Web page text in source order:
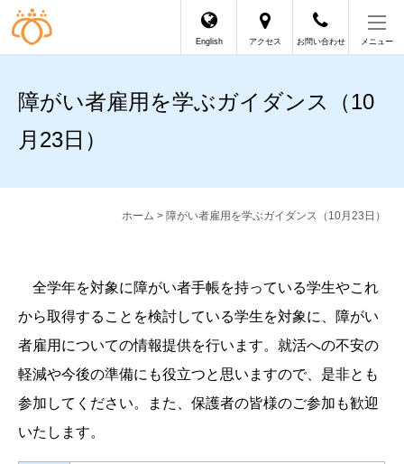
English アクセス お問い合わせ メニュー
障がい者雇用を学ぶガイダンス（10
月23日）
ホーム > 障がい者雇用を学ぶガイダンス（10月23日）
全学年を対象に障がい者手帳を持っている学生やこれ
から取得することを検討している学生を対象に、障がい
者雇用についての情報提供を行います。就活への不安の
軽減や今後の準備にも役立つと思いますので、是非とも
参加してください。また、保護者の皆様のご参加も歓迎
いたします。